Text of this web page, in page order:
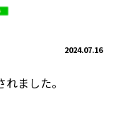
2024.07.16
ました。